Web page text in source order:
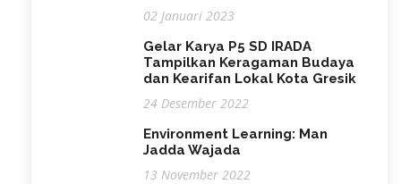
02 Januari 2023
Gelar Karya P5 SD IRADA
Tampilkan Keragaman Budaya
dan Kearifan Lokal Kota Gresik
24 Desember 2022
Environment Learning: Man
Jadda Wajada
13 November 2022